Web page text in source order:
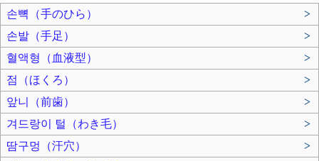
손뼉（手のひら）
>
손발（手足）
>
혈액형（血液型）
>
점（ほくろ）
>
앞니（前歯）
>
겨드랑이 털（わき毛）
>
땀구멍（汗穴）
>